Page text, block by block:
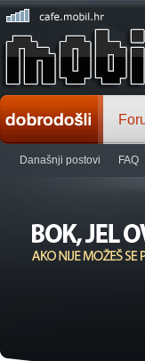
Današnji postovi FAQ